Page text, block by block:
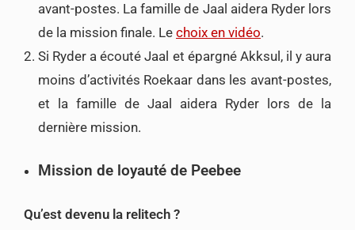
avant-postes. La famille de Jaal aidera Ryder lors
de la mission finale. Le choix en vidéo.
Si Ryder a écouté Jaal et épargné Akksul, il y aura
moins d’activités Roekaar dans les avant-postes,
et la famille de Jaal aidera Ryder lors de la
dernière mission.
Mission de loyauté de Peebee
Qu’est devenu la relitech ?